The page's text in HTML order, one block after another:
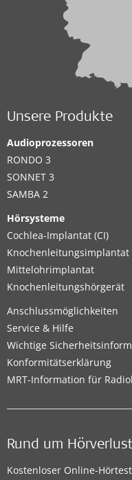
Unsere Produkte
Audioprozessoren
RONDO 3
SONNET 3
SAMBA 2
Hörsysteme
Cochlea-Implantat (CI)
Knochenleitungsimplantat
Mittelohrimplantat
Knochenleitungshörgerät
Anschlussmöglichkeiten
Service & Hilfe
Wichtige
Konformitätserklärung
MRT-Information für
Rund um Hörverlust
Kostenloser Online-Hörtest